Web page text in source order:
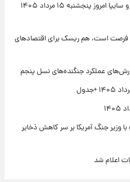
تغییر تند قیمت محصولات ایران‌خودرو و سایپا امروز پنجشنبه ۱۵ مرداد ۱۴۰۵
است، هم ریسک برای اقتصادهای
وزیر جنگ آمریکا بر سر کاهش ذخایر
اعلام شد